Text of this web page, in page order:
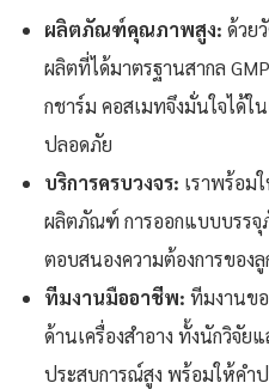
ผลิตภัณฑ์คุณภาพสูง: ด้วย
ผลิตที่ได้มาตรฐานสากล
กชาร์ม คอสเมทจึงมั่นใจได้
ปลอดภัย
บริการครบวงจร: เราพร้อม
ผลิตภัณฑ์ การออกแบบบรรจุ
ตอบสนองความต้องการของ
ทีมงานมืออาชีพ: ทีมงานข
ด้านเครื่องสำอาง ทั้งนักวิจั
ประสบการณ์สูง พร้อมให้คำ